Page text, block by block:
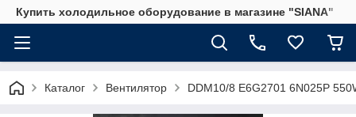
Купить холодильное оборудование в магазине "SIANA"
Каталог Вентилятор DDM10/8 E6G2701 6N025P